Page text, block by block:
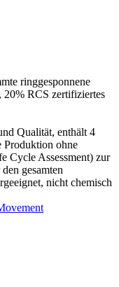
ringgesponnene
RCS zertifiziertes
Qualität, enthält 4
Produktion ohne
Cycle Assessment) zur
gesamten
nicht chemisch